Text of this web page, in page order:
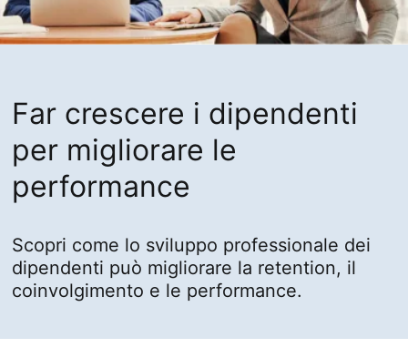
Far crescere i dipendenti
per migliorare le
performance
Scopri come lo sviluppo professionale dei
dipendenti può migliorare la retention, il
coinvolgimento e le performance.